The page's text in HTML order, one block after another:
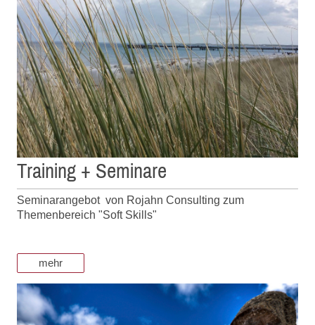
Training + Seminare
Seminarangebot von Rojahn Consulting zum
Themenbereich "Soft Skills"
mehr